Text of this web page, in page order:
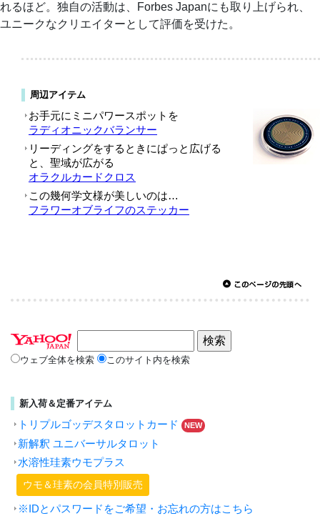
れるほど。独自の活動は、Forbes Japanにも取り上げられ、
ユニークなクリエイターとして評価を受けた。
ウェブ全体を検索 このサイト内を検索
新入荷＆定番アイテム
トリプルゴッデスタロットカード NEW
新解釈 ユニバーサルタロット
水溶性珪素ウモプラス
ウモ＆珪素の会員特別販売
※IDとパスワードをご希望・お忘れの方はこちら